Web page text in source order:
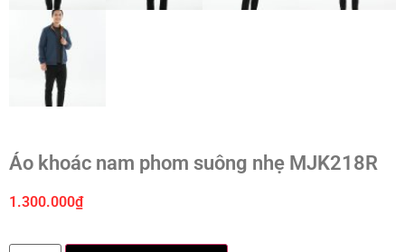
Áo khoác nam phom suông nhẹ MJK218R
1.300.000₫